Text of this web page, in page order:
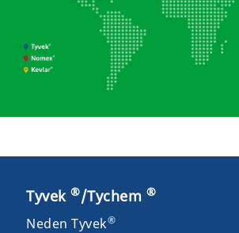
Tyvek ®/Tychem ®
Neden Tyvek®